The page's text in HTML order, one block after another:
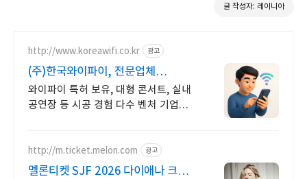
글 작성자: 레이니아
http://www.koreawifi.co.kr 광고
(주)한국와이파이, 전문업체
설계및구축
와이파이 특허 보유, 대형 콘서트, 실내
공연장 등 시공 경험 다수 벤처 기업
http://m.ticket.melon.com 광고
멜론티켓 SJF 2026 다이애나 크롤